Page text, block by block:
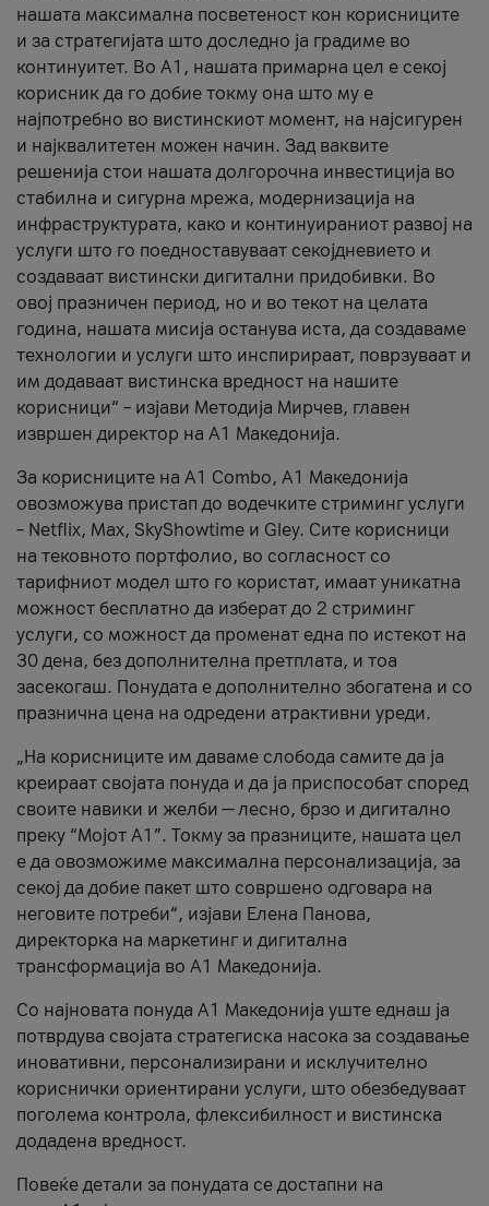
нашата максимална посветеност кон корисниците
и за стратегијата што доследно ја градиме во
континуитет. Во А1, нашата примарна цел е секој
корисник да го добие токму она што му е
најпотребно во вистинскиот момент, на најсигурен
и најквалитетен можен начин. Зад ваквите
решенија стои нашата долгорочна инвестиција во
стабилна и сигурна мрежа, модернизација на
инфраструктурата, како и континуираниот развој на
услуги што го поедноставуваат секојдневието и
создаваат вистински дигитални придобивки. Во
овој празничен период, но и во текот на целата
година, нашата мисија останува иста, да создаваме
технологии и услуги што инспирираат, поврзуваат и
им додаваат вистинска вредност на нашите
корисници“ – изјави Методија Мирчев, главен
извршен директор на А1 Македонија.
За корисниците на A1 Combo, А1 Македонија
овозможува пристап до водечките стриминг услуги
– Netflix, Max, SkyShowtime и Gley. Сите корисници
на тековното портфолио, во согласност со
тарифниот модел што го користат, имаат уникатна
можност бесплатно да изберат до 2 стриминг
услуги, со можност да променат една по истекот на
30 дена, без дополнителна претплата, и тоа
засекогаш. Понудата е дополнително збогатена и со
празнична цена на одредени атрактивни уреди.
„На корисниците им даваме слобода самите да ја
креираат својата понуда и да ја приспособат според
своите навики и желби — лесно, брзо и дигитално
преку “Мојот А1”. Токму за празниците, нашата цел
е да овозможиме максимална персонализација, за
секој да добие пакет што совршено одговара на
неговите потреби“, изјави Елена Панова,
директорка на маркетинг и дигитална
трансформација во А1 Македонија.
Со најновата понуда А1 Македонија уште еднаш ја
потврдува својата стратегиска насока за создавање
иновативни, персонализирани и исклучително
кориснички ориентирани услуги, што обезбедуваат
поголема контрола, флексибилност и вистинска
додадена вредност.
Повеќе детали за понудата се достапни на